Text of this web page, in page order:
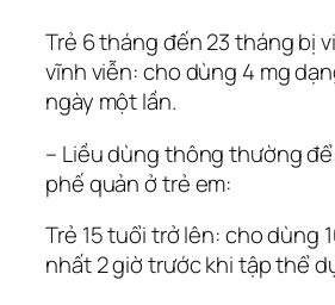
Trẻ 6 tháng đến 23 tháng bị
vĩnh viễn: cho dùng 4 mg
ngày một lần.
– Liều dùng thông thường
phế quản ở trẻ em:
Trẻ 15 tuổi trở lên: cho dùng
nhất 2 giờ trước khi tập thể